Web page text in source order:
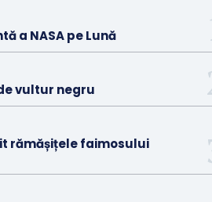
a NASA pe Lună
vultur negru
rămășițele faimosului